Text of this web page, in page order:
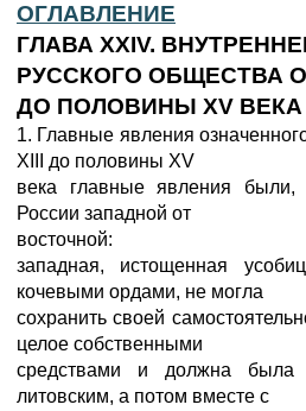
ОГЛАВЛЕНИЕ
ГЛАВА XXIV.
РУССКОГО ОБЩЕСТВА
ДО ПОЛОВИНЫ XV ВЕКА
1. Главные явления
XIII до половины XV
века главные явления были,
России западной от
восточной:
западная, истощенная
кочевыми ордами, не могла
сохранить своей
целое собственными
средствами и должна была
литовским, а потом вместе с